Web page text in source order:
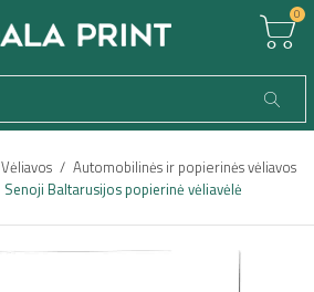
0
Vėliavos
Automobilinės ir popierinės vėliavos
Senoji Baltarusijos popierinė vėliavėlė